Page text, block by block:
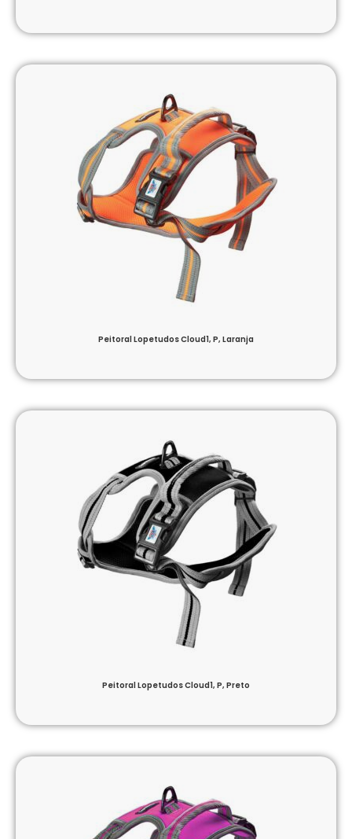
Peitoral Lopetudos Cloud1, P, Laranja
Peitoral Lopetudos Cloud1, P, Preto